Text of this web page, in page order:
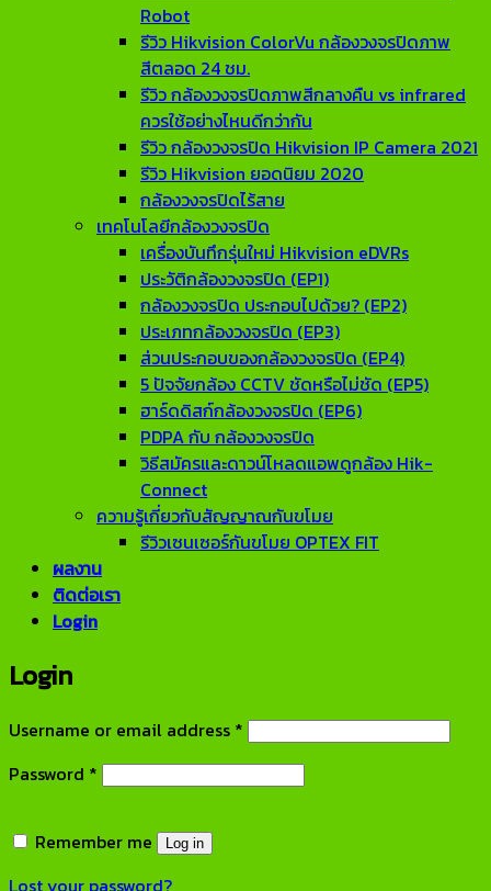
Robot
รีวิว Hikvision ColorVu กล้องวงจรปิดภาพ
สีตลอด 24 ชม.
รีวิว กล้องวงจรปิดภาพสีกลางคืน vs infrared
ควรใช้อย่างไหนดีกว่ากัน
รีวิว กล้องวงจรปิด Hikvision IP Camera 2021
รีวิว Hikvision ยอดนิยม 2020
กล้องวงจรปิดไร้สาย
เทคโนโลยีกล้องวงจรปิด
เครื่องบันทึกรุ่นใหม่ Hikvision eDVRs
ประวัติกล้องวงจรปิด (EP1)
กล้องวงจรปิด ประกอบไปด้วย? (EP2)
ประเภทกล้องวงจรปิด (EP3)
ส่วนประกอบของกล้องวงจรปิด (EP4)
5 ปัจจัยกล้อง CCTV ชัดหรือไม่ชัด (EP5)
ฮาร์ดดิสก์กล้องวงจรปิด (EP6)
PDPA กับ กล้องวงจรปิด
วิธีสมัครและดาวน์โหลดแอพดูกล้อง Hik-
Connect
ความรู้เกี่ยวกับสัญญาณกันขโมย
รีวิวเซนเซอร์กันขโมย OPTEX FIT
ผลงาน
ติดต่อเรา
Login
Login
Username or email address * Required
Password * Required
Remember me Log in
Lost your password?